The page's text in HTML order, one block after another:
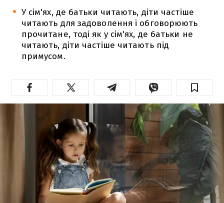
У сім'ях, де батьки читають, діти частіше
читають для задоволення і обговорюють
прочитане, тоді як у сім'ях, де батьки не
читають, діти частіше читають під
примусом.